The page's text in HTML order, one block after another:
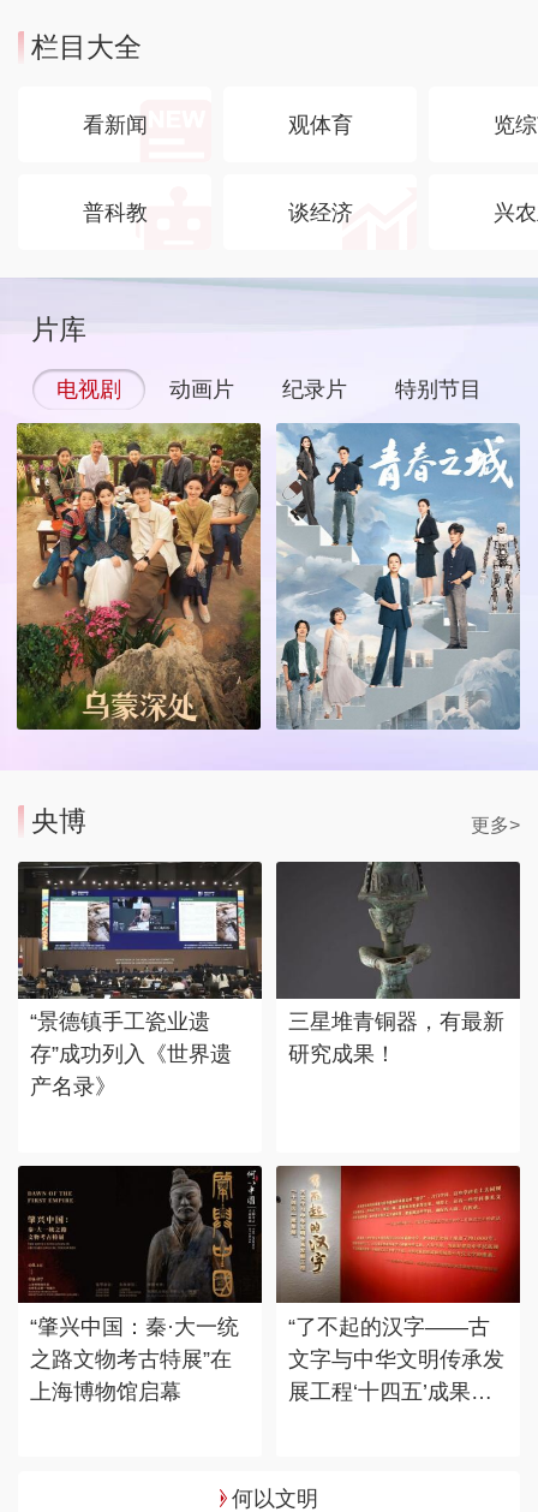
栏目大全
看新闻 观体育 览
普科教 谈经济 兴
片库
电视剧 动画片 纪录片 特别节目
央博 更多>
“景德镇手工瓷业遗
存”成功列入《世界遗
产名录》
三星堆青铜器，有最新
研究成果！
“肇兴中国：秦·大一统
之路文物考古特展”在
上海博物馆启幕
“了不起的汉字——古
文字与中华文明传承发
展工程‘十四五’成果
何以文明